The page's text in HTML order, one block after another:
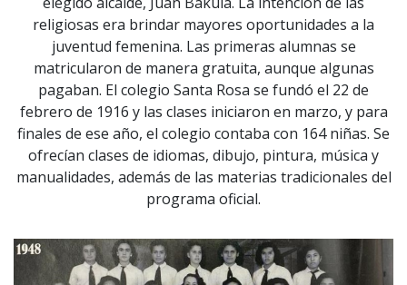
religiosas era brindar mayores oportunidades a la
juventud femenina. Las primeras alumnas se
matricularon de manera gratuita, aunque algunas
pagaban. El colegio Santa Rosa se fundó el 22 de
febrero de 1916 y las clases iniciaron en marzo, y para
finales de ese año, el colegio contaba con 164 niñas. Se
ofrecían clases de idiomas, dibujo, pintura, música y
manualidades, además de las materias tradicionales del
programa oficial.